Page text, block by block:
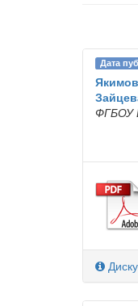
Дата
ФГБОУ